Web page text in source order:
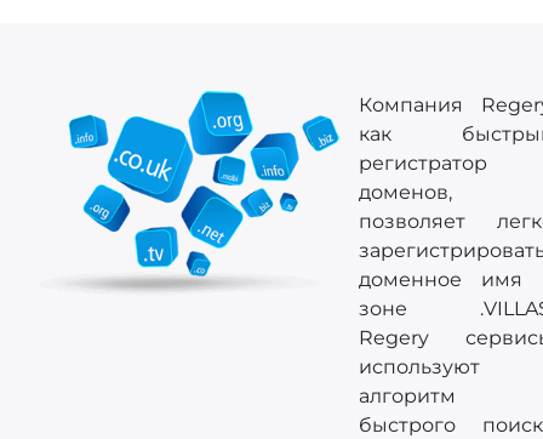
Компания
как
регистратор
доменов,
позволяет
доменное имя
зоне
Regery
используют
алгоритм
быстрого